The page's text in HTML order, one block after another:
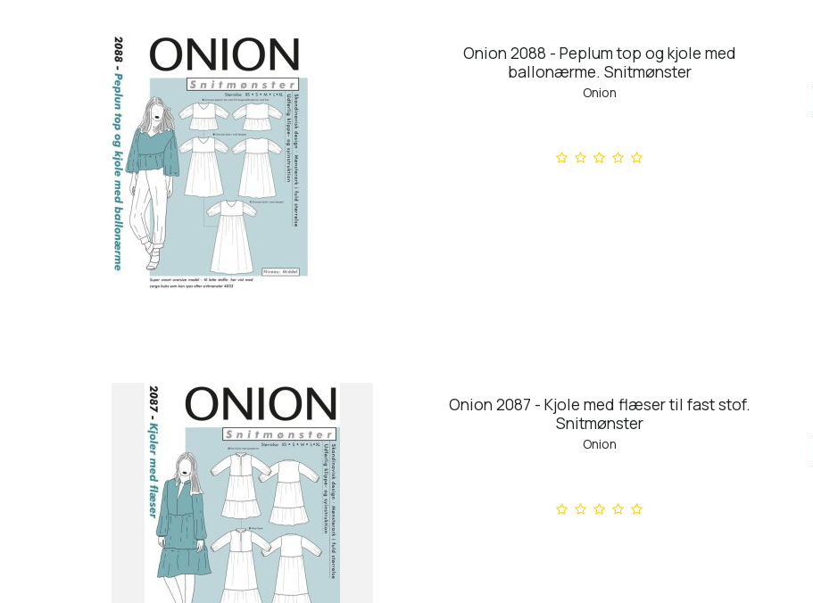
Onion 2088 - Peplum top og kjole med
ballonærme. Snitmønster
Onion
Onion 2087 - Kjole med flæser til fast stof.
Snitmønster
Onion